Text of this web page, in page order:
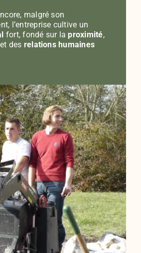
malgré son
l’entreprise cultive un
fort, fondé sur la proximité,
et des relations humaines